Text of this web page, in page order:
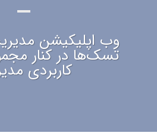
وب اپلیکیشن
تسک‌ها در کنار
کاربردی